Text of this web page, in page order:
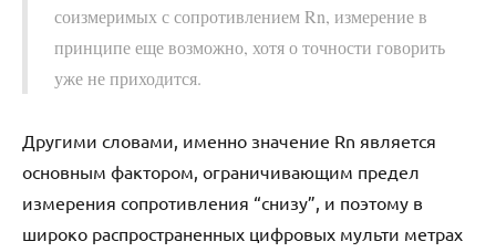
соизмеримых с сопротивлением Rn, измерение в
принципе еще возможно, хотя о точности говорить
уже не приходится.
Другими словами, именно значение Rn является
основным фактором, ограничивающим предел
измерения сопротивления “снизу”, и поэтому в
широко распространенных цифровых мульти метрах